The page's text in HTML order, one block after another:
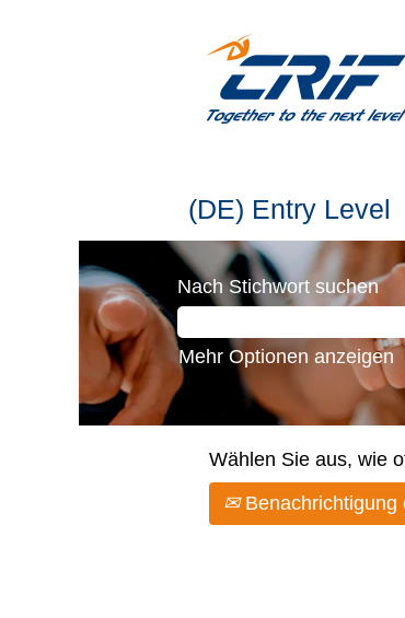
Entry
Level
(DE) Entry Level
Nach Stichwort suchen
Mehr Optionen anzeigen
Wählen Sie aus, wie
Benachrichtigung